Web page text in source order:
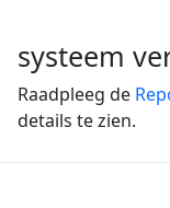
systeem
Raadpleeg de
details te zien.